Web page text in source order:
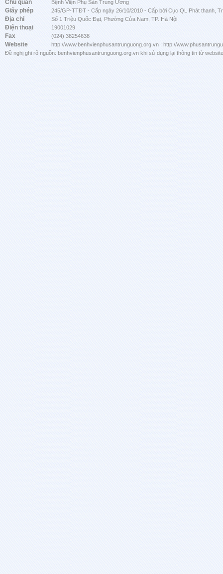
Chủ quản Bệnh Viện Phụ Sản Trung Ương
Giấy phép 245/GP-TTĐT - Cấp ngày 26/10/2010 - Cấp bởi Cục QL Phát thanh,
Địa chỉ Số 1 Triệu Quốc Đạt, Phường Cửa Nam, TP. Hà Nội
Điện thoại 19001029
Fax (024) 38254638
Website
http://www.benhvienphusantrunguong.org.vn ; http://
Đề nghị ghi rõ nguồn: benhvienphusantrunguong.org.vn khi sử dụng lại thông tin từ